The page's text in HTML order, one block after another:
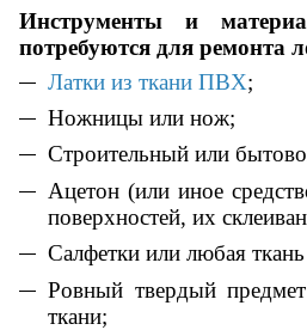
Инструменты и
потребуются для ремонта
Латки из ткани ПВХ;
Ножницы или нож;
Строительный или
Ацетон (или иное
поверхностей, их
Салфетки или любая
Ровный твердый
ткани;